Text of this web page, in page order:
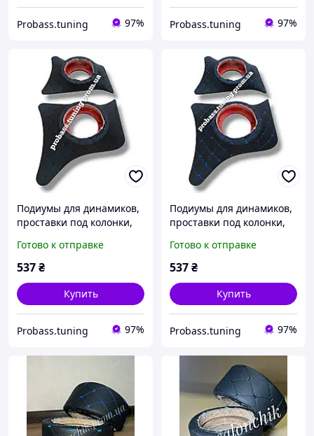
Probass.tuning 97% Probass.tuning 97%
Подиумы для динамиков,
проставки под колонки,
строчка черная под 16
динамик
Готово к отправке
537₴
Купить
Probass.tuning 97%
Подиумы для динамиков,
проставки под колонки,
строчка синяя под 16
динамик
Готово к отправке
537₴
Купить
Probass.tuning 97%